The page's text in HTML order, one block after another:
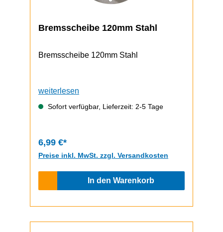
Bremsscheibe 120mm Stahl
Bremsscheibe 120mm Stahl
weiterlesen
Sofort verfügbar, Lieferzeit: 2-5 Tage
6,99 €*
Preise inkl. MwSt. zzgl. Versandkosten
In den Warenkorb